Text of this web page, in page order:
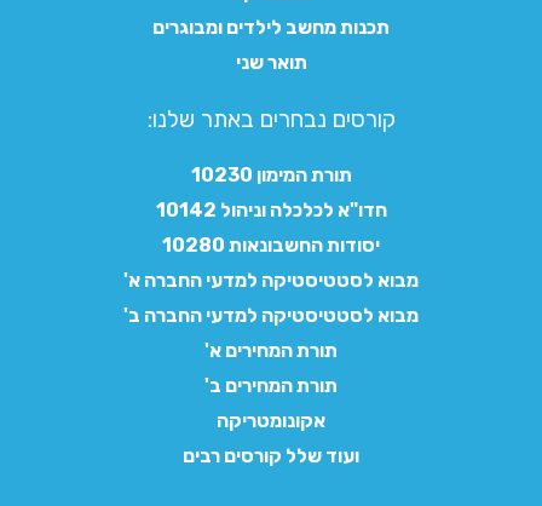
תכנות מחשב לילדים ומבוגרים
תואר שני
קורסים נבחרים באתר שלנו:​
תורת המימון 10230
חדו"א לכלכלה וניהול 10142
יסודות החשבונאות 10280
מבוא לסטטיסטיקה למדעי החברה א'
מבוא לסטטיסטיקה למדעי החברה ב'
תורת המחירים א'
תורת המחירים ב'
אקונומטריקה
ועוד שלל קורסים רבים